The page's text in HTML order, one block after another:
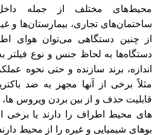
محیط‌های مختلف از جمله داخل
ساختمان‌های تجاری، بیمارستان‌ها و
از چنین دستگاهی می‌توان هوای
دستگاه‌ها به لحاظ جنس و نوع فیلتر به
اندازه، برند سازنده و حتی نحوه
مثلاً برخی از آنها مجهز به ضد
قابلیت حذف و از بین بردن ویروس‌ ها،
های محیط اطراف را دارند یا برخی
بوهای شیمیایی و غیره را از محیط